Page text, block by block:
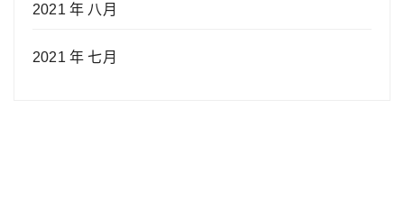
2021 年 八月
2021 年 七月